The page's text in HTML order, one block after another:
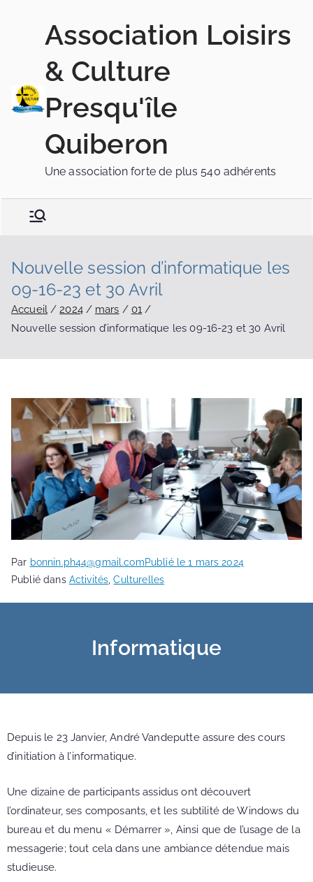
Association Loisirs
& Culture
Presqu'île
Quiberon
Une association forte de plus 540 adhérents
Nouvelle session d’informatique les
09-16-23 et 30 Avril
Accueil 2024 mars
01
Nouvelle session d’informatique les 09-16-23 et 30 Avril
Par bonnin.ph44@gmail.comPublié le1 mars 2024
Publié dans Activités ,Culturelles
Informatique
Depuis le 23 Janvier, André Vandeputte assure des cours
d’initiation à l’informatique.
Une dizaine de participants assidus ont découvert
l’ordinateur, ses composants, et les subtilité de Windows du
bureau et du menu « Démarrer », Ainsi que de l’usage de la
messagerie; tout cela dans une ambiance détendue mais
studieuse.